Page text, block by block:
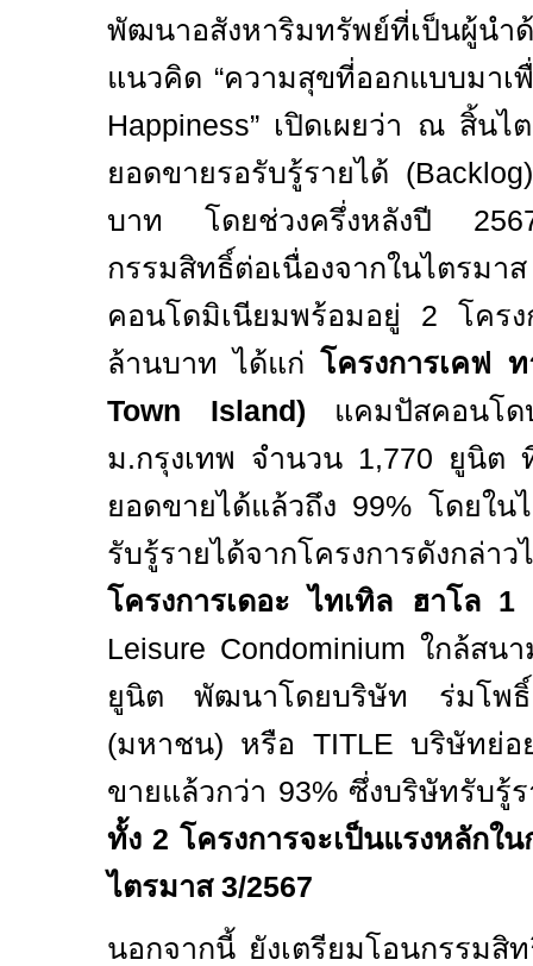
พัฒนาอสังหาริมทรัพย์ที่เป็นผู้นำ
แนวคิด “ความสุขที่ออกแบบมาเ
Happiness” เปิดเผยว่า ณ สิ้นไ
ยอดขายรอรับรู้รายได้ (
บาท โดยช่วงครึ่งหลังปี
กรรมสิทธิ์ต่อเนื่องจากในไตรม
คอนโดมิเนียมพร้อมอยู่ 2 โคร
ล้านบาท ได้แก่โครงการเคฟ
Town Island) แคมปัสคอนโด
ม.กรุงเทพ จำนวน 1,770 ยูนิต
ยอดขายได้แล้วถึง 99% โดยใน
รับรู้รายได้จากโครงการดังก
โครงการเดอะ ไทเทิล ฮาโล 1
Leisure Condominium ใกล้สน
ยูนิต พัฒนาโดยบริษัท ร่มโพ
(มหาชน) หรือ TITLE บริษัทย่อ
ขายแล้วกว่า 93%ซึ่งบริษัทรับรู้
ทั้ง 2 โครงการจะเป็นแรงหลักใ
ไตรมาส 3/2567
นอกจากนี้ ยังเตรียมโอนกรรมสิ